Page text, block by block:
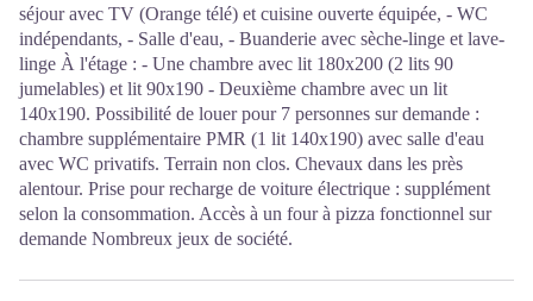
séjour avec TV (Orange télé) et cuisine ouverte équipée, - WC
indépendants, - Salle d'eau, - Buanderie avec sèche-linge et lave-
linge À l'étage : - Une chambre avec lit 180x200 (2 lits 90
jumelables) et lit 90x190 - Deuxième chambre avec un lit
140x190. Possibilité de louer pour 7 personnes sur demande :
chambre supplémentaire PMR (1 lit 140x190) avec salle d'eau
avec WC privatifs. Terrain non clos. Chevaux dans les près
alentour. Prise pour recharge de voiture électrique : supplément
selon la consommation. Accès à un four à pizza fonctionnel sur
demande Nombreux jeux de société.